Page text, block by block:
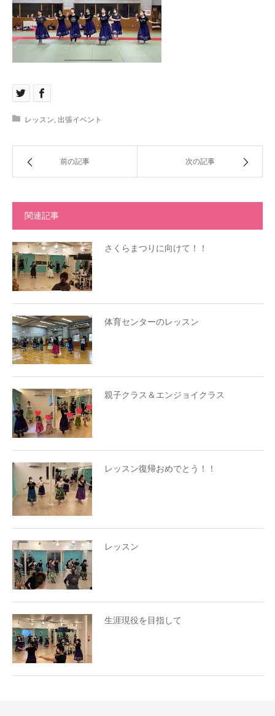
レッスン 出張イベント
前の記事 次の記事
関連記事
さくらまつりに向けて！！
体育センターのレッスン
親子クラス＆エンジョイクラス
レッスン復帰おめでとう！！
レッスン
生涯現役を目指して